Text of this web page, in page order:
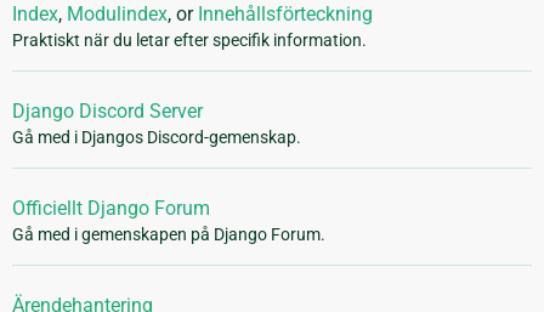
Index, Modulindex, or Innehållsförteckning
Praktiskt när du letar efter specifik information.
Django Discord Server
Gå med i Djangos Discord-gemenskap.
Officiellt Django Forum
Gå med i gemenskapen på Django Forum.
Ärendehantering